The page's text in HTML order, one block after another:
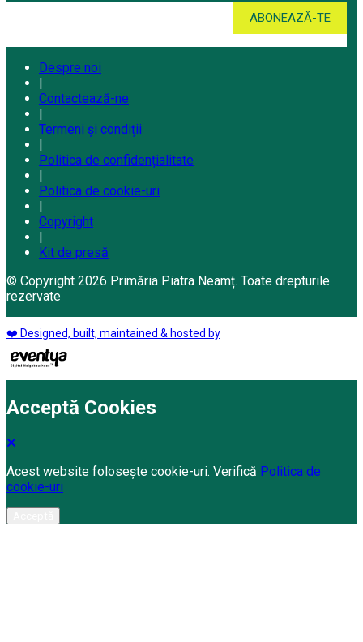
Despre noi
Contactează-ne
Termeni și condiții
Politica de confidențialitate
Politica de cookie-uri
Copyright
Kit de presă
© Copyright 2026 Primăria Piatra Neamț. Toate drepturile
rezervate
❤️ Designed, built, maintained & hosted by
Acceptă Cookies
Acest website folosește cookie-uri. Verifică Politica de
cookie-uri